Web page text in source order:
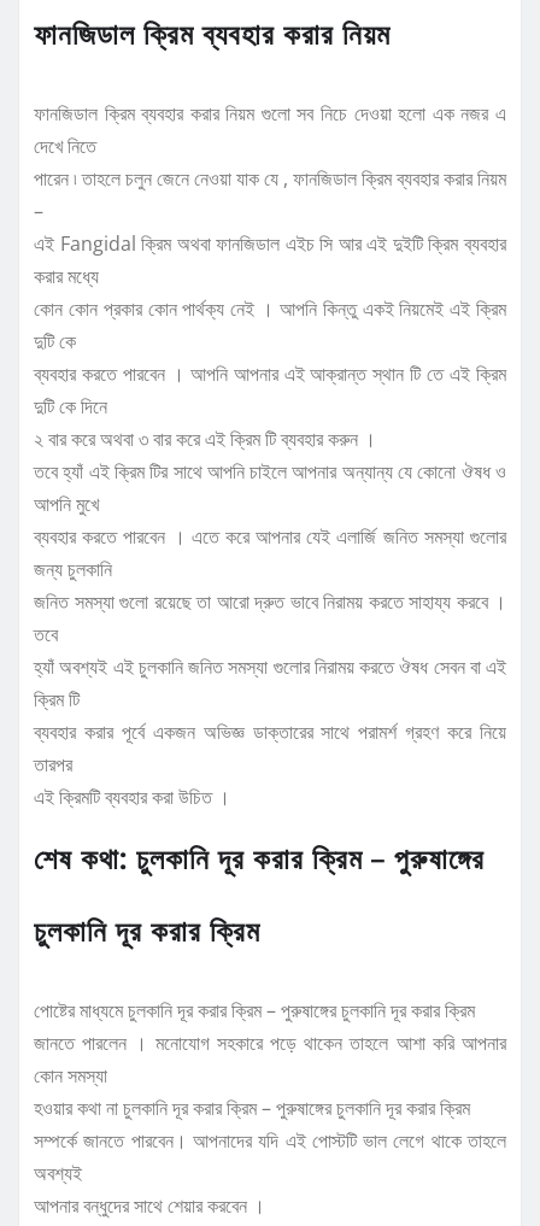
ফানজিডাল ক্রিম ব্যবহার করার নিয়ম
ফানজিডাল ক্রিম ব্যবহার করার নিয়ম গুলো সব নিচে দেওয়া হলো এক নজর এ
দেখে নিতে
পারেন ৷ তাহলে চলুন জেনে নেওয়া যাক যে , ফানজিডাল ক্রিম ব্যবহার করার নিয়ম
–
এই Fangidal ক্রিম অথবা ফানজিডাল এইচ সি আর এই দুইটি ক্রিম ব্যবহার
করার মধ্যে
কোন কোন প্রকার কোন পার্থক্য নেই । আপনি কিন্তু একই নিয়মেই এই ক্রিম
দুটি কে
ব্যবহার করতে পারবেন । আপনি আপনার এই আক্রান্ত স্থান টি তে এই ক্রিম
দুটি কে দিনে
২ বার করে অথবা ৩ বার করে এই ক্রিম টি ব্যবহার করুন ।
তবে হ্যাঁ এই ক্রিম টির সাথে আপনি চাইলে আপনার অন্যান্য যে কোনো ঔষধ ও
আপনি মুখে
ব্যবহার করতে পারবেন । এতে করে আপনার যেই এলার্জি জনিত সমস্যা গুলোর
জন্য চুলকানি
জনিত সমস্যা গুলো রয়েছে তা আরো দ্রুত ভাবে নিরাময় করতে সাহায্য করবে ।
তবে
হ্যাঁ অবশ্যই এই চুলকানি জনিত সমস্যা গুলোর নিরাময় করতে ঔষধ সেবন বা এই
ক্রিম টি
ব্যবহার করার পূর্বে একজন অভিজ্ঞ ডাক্তারের সাথে পরামর্শ গ্রহণ করে নিয়ে
তারপর
এই ক্রিমটি ব্যবহার করা উচিত ।
শেষ কথা: চুলকানি দূর করার ক্রিম – পুরুষাঙ্গের
চুলকানি দূর করার ক্রিম
পোষ্টের মাধ্যমে চুলকানি দূর করার ক্রিম – পুরুষাঙ্গের চুলকানি দূর করার ক্রিম
জানতে পারলেন । মনোযোগ সহকারে পড়ে থাকেন তাহলে আশা করি আপনার
কোন সমস্যা
হওয়ার কথা না চুলকানি দূর করার ক্রিম – পুরুষাঙ্গের চুলকানি দূর করার ক্রিম
সম্পর্কে জানতে পারবেন। আপনাদের যদি এই পোস্টটি ভাল লেগে থাকে তাহলে
অবশ্যই
আপনার বন্ধুদের সাথে শেয়ার করবেন ।